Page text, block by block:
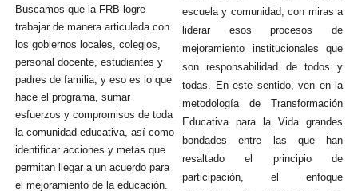
Buscamos que la FRB logre
trabajar de manera articulada con
los gobiernos locales, colegios,
personal docente, estudiantes y
padres de familia, y eso es lo que
hace el programa, sumar
esfuerzos y compromisos de toda
la comunidad educativa, así como
identificar acciones y metas que
permitan llegar a un acuerdo para
el mejoramiento de la educación.
escuela y comunidad, con miras a
liderar esos procesos de
mejoramiento institucionales que
son responsabilidad de todos y
todas. En este sentido, ven en la
metodología de Transformación
Educativa para la Vida grandes
bondades entre las que han
resaltado el principio de
participación, el enfoque